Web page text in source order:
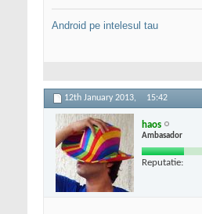
Android pe intelesul tau
12th January 2013, 15:42
haos
Ambasador
Reputatie: